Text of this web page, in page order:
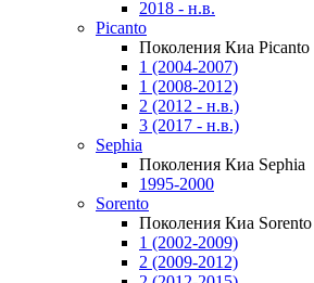
2018 - н.в.
Picanto
Поколения Киа Picanto
1 (2004-2007)
1 (2008-2012)
2 (2012 - н.в.)
3 (2017 - н.в.)
Sephia
Поколения Киа Sephia
1995-2000
Sorento
Поколения Киа Sorento
1 (2002-2009)
2 (2009-2012)